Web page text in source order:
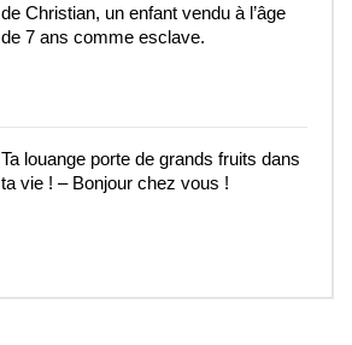
de Christian, un enfant vendu à l’âge
de 7 ans comme esclave.
Ta louange porte de grands fruits dans
ta vie ! – Bonjour chez vous !